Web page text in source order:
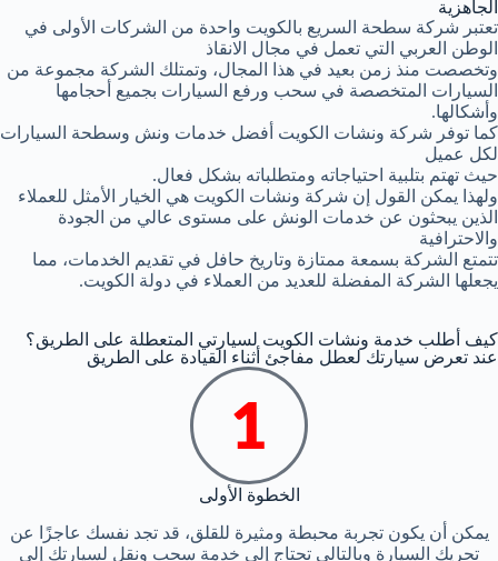
الجاهزية
تعتبر شركة سطحة السريع بالكويت واحدة من الشركات الأولى في
الوطن العربي التي تعمل في مجال الانقاذ
وتخصصت منذ زمن بعيد في هذا المجال، وتمتلك الشركة مجموعة من
السيارات المتخصصة في سحب ورفع السيارات بجميع أحجامها
وأشكالها.
كما توفر شركة ونشات الكويت أفضل خدمات ونش وسطحة السيارات
لكل عميل
حيث تهتم بتلبية احتياجاته ومتطلباته بشكل فعال.
ولهذا يمكن القول إن شركة ونشات الكويت هي الخيار الأمثل للعملاء
الذين يبحثون عن خدمات الونش على مستوى عالي من الجودة
والاحترافية
تتمتع الشركة بسمعة ممتازة وتاريخ حافل في تقديم الخدمات، مما
يجعلها الشركة المفضلة للعديد من العملاء في دولة الكويت.
كيف أطلب خدمة ونشات الكويت لسيارتي المتعطلة على الطريق؟
عند تعرض سيارتك لعطل مفاجئ أثناء القيادة على الطريق
الخطوة الأولى
يمكن أن يكون تجربة محبطة ومثيرة للقلق، قد تجد نفسك عاجزًا عن
تحريك السيارة وبالتالي تحتاج إلى خدمة سحب ونقل لسيارتك إلى